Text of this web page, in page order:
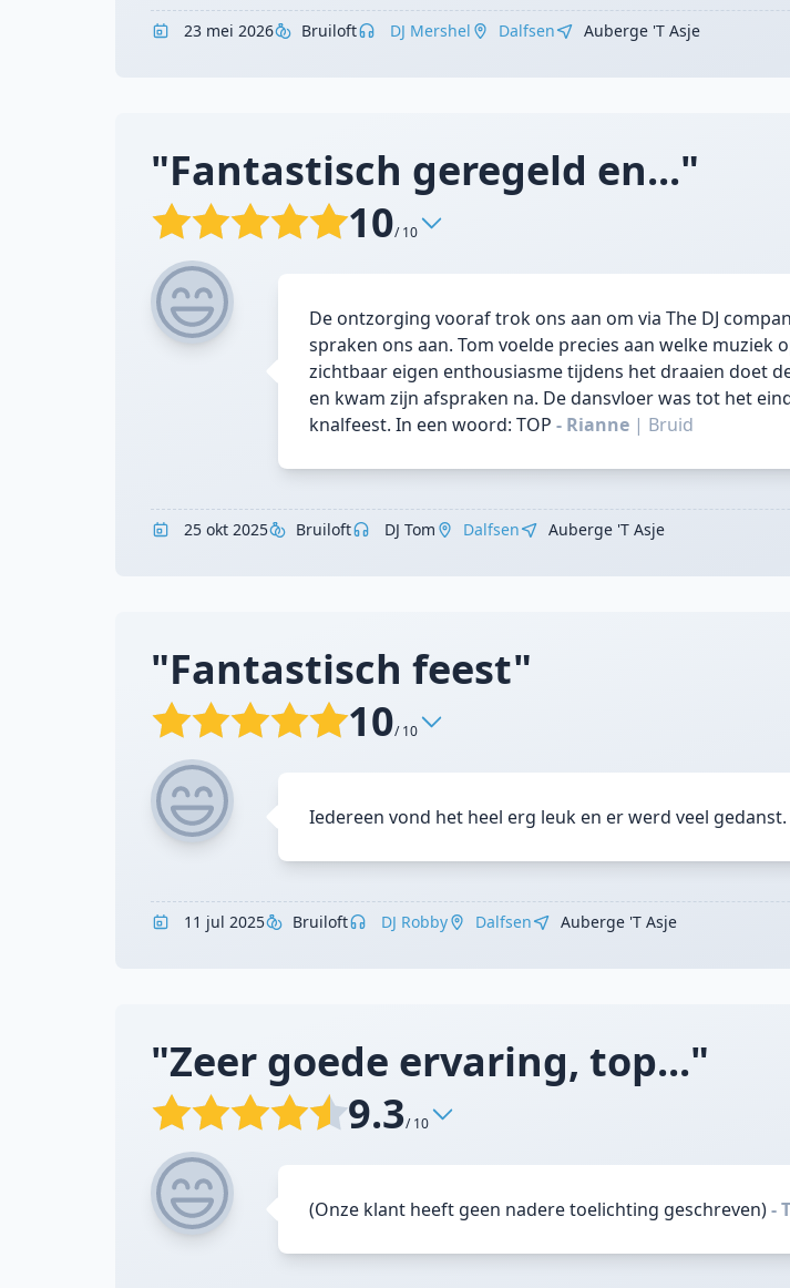
23 mei 2026 Bruiloft DJ Mershel Dalfsen Auberge 't Asje
"Fantastisch geregeld en..."
10/ 10
De ontzorging vooraf trok ons aan om via The DJ
spraken ons aan. Tom voelde precies aan welke muziek
zichtbaar eigen enthousiasme tijdens het draaien doet
en kwam zijn afspraken na. De dansvloer was tot het
knalfeest. In een woord: TOP - Rianne | Bruid
25 okt 2025 Bruiloft DJ Tom Dalfsen Auberge 't Asje
"Fantastisch feest"
10/ 10
Iedereen vond het heel erg leuk en er werd veel
11 jul 2025 Bruiloft DJ Robby Dalfsen Auberge 't Asje
"Zeer goede ervaring, top..."
9.3/ 10
(Onze klant heeft geen nadere toelichting geschreven)-